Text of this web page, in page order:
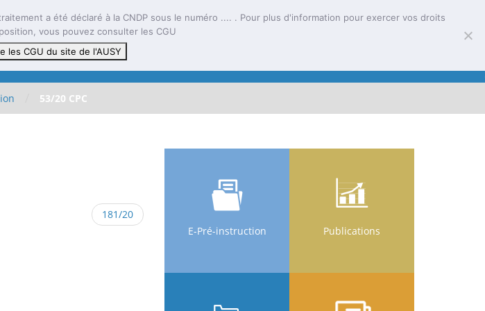
العربية English ⵣ
Présentation Documentation
53/20 CPC
181/20
E-Pré-instruction
Publications
a été déclaré à la CNDP sous le numéro .... . Pour plus d'information pour exercer vos droits
vous pouvez consulter les CGU
les CGU du site de l'AUSY